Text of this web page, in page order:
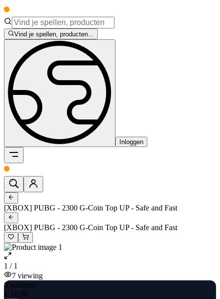
Vind je spellen, producten...
Inloggen
[XBOX] PUBG - 2300 G-Coin Top UP - Safe and Fast
[XBOX] PUBG - 2300 G-Coin Top UP - Safe and Fast
1 / 1
7 viewing
Totaalprijs
€ 16,90